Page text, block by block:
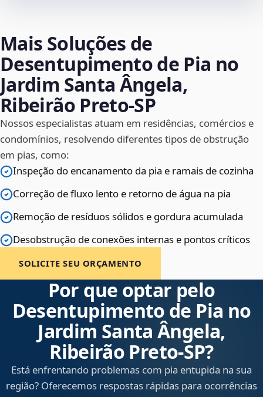
Mais Soluções de
Desentupimento de Pia no
Jardim Santa Ângela,
Ribeirão Preto‑SP
Nossos especialistas atuam em residências, comércios e
condomínios, resolvendo diferentes tipos de obstrução
em pias, como:
Inspeção do encanamento da pia e ramais de cozinha
Correção de fluxo lento e retorno de água na pia
Remoção de resíduos sólidos e gordura acumulada
Desobstrução de conexões internas e pontos críticos
SOLICITE SEU ORÇAMENTO
Por que optar pelo
Desentupimento de Pia no
Jardim Santa Ângela,
Ribeirão Preto‑SP?
Está enfrentando problemas com pia entupida na sua
região? Oferecemos respostas rápidas para ocorrências